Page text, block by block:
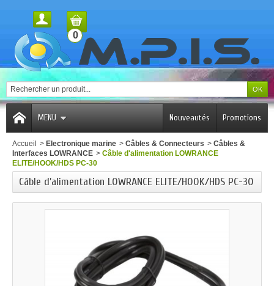
0
MENU Promotions
Nouveautés
Accueil > Electronique marine > Câbles & Connecteurs > Câbles &
Interfaces LOWRANCE > Câble d'alimentation LOWRANCE
ELITE/HOOK/HDS PC-30
Câble d'alimentation LOWRANCE ELITE/HOOK/HDS PC-30